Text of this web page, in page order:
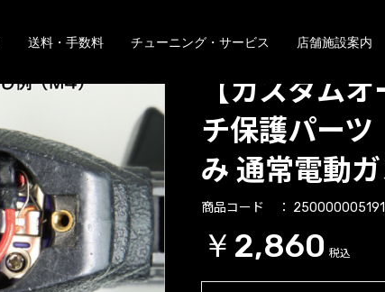
送料・手数料 チューニング・サービス 店舗施設案内
【カスタム
チ保護パーツ
み 通常電動
商品コード
￥2,860 税込